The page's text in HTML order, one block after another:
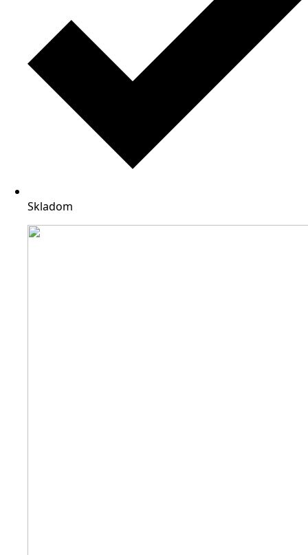
Skladom